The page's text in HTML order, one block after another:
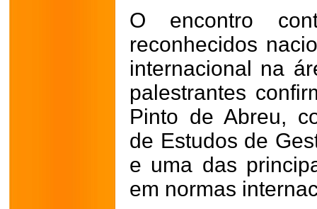
O encontro
reconhecidos
internacional na
palestrantes
Pinto de Abreu,
de Estudos de
e uma das
em normas